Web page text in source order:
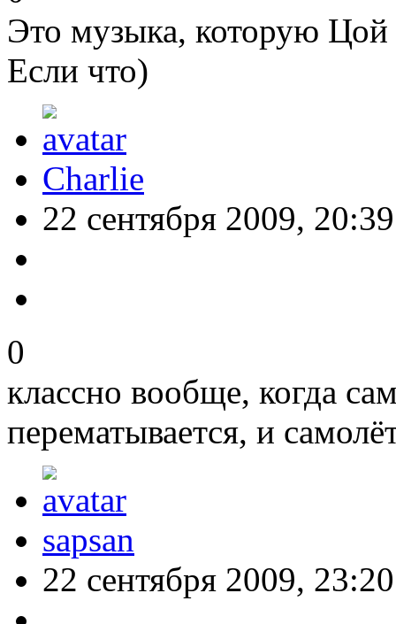
Это музыка, которую
Если что)
Charlie
22 сентября 2009, 20:39
0
классно вообще, когда
перематывается, и
sapsan
22 сентября 2009, 23:20